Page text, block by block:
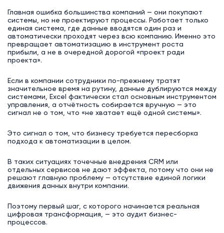
Главная ошибка большинства компаний — они покупают
системы, но не проектируют процессы. Работает только
единая система, где данные вводятся один раз и
автоматически проходят через всю компанию. Именно это
превращает автоматизацию в инструмент роста
прибыли, а не в очередной дорогой «проект ради
проекта».
Если в компании сотрудники по-прежнему тратят
значительное время на рутину, данные дублируются между
системами, Excel фактически стал основным инструментом
управления, а отчётность собирается вручную — это
сигнал не о том, что «не хватает ещё одной системы».
Это сигнал о том, что бизнесу требуется пересборка
подхода к автоматизации в целом.
В таких ситуациях точечные внедрения CRM или
отдельных сервисов не дают эффекта, потому что они не
решают главную проблему — отсутствие единой логики
движения данных внутри компании.
Поэтому первый шаг, с которого начинается реальная
цифровая трансформация, — это аудит бизнес-
процессов.